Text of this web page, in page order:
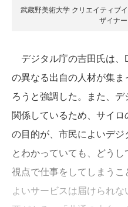
武蔵野美術大学 クリエイティブ
ザイナ
デジタル庁の吉田氏は、
の異なる出自の人材が集
ろうと強調した。また、
関係しているため、サイ
の目的が、市民によいデ
とわかっていても、どう
視点で仕事をしてしまう
よいサービスは届けられ